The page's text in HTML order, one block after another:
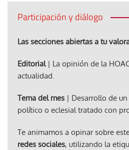
Participación y diálogo
Las secciones abiertas a tu
Editorial| La opinión de la
actualidad.
Tema del mes | Desarrollo de
político o eclesial tratado con
Te animamos a opinar sobre
redes sociales, utilizando la